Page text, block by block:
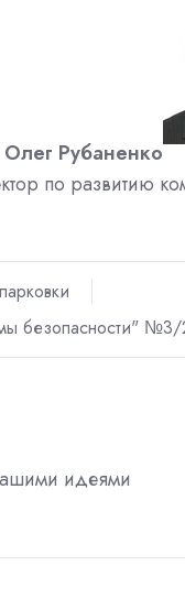
Олег Рубаненко
по развитию
безопасности" №3/
идеями